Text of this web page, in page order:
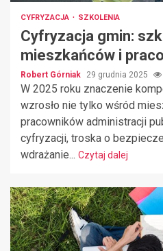
CYFRYZACJA SZKOLENIA
Cyfryzacja gmin:
mieszkańców i
Robert Górniak 29 grudnia 2025
W 2025 roku znaczenie
wzrosło nie tylko wśród
pracowników administracji
cyfryzacji, troska o
wdrażanie... Czytaj dalej